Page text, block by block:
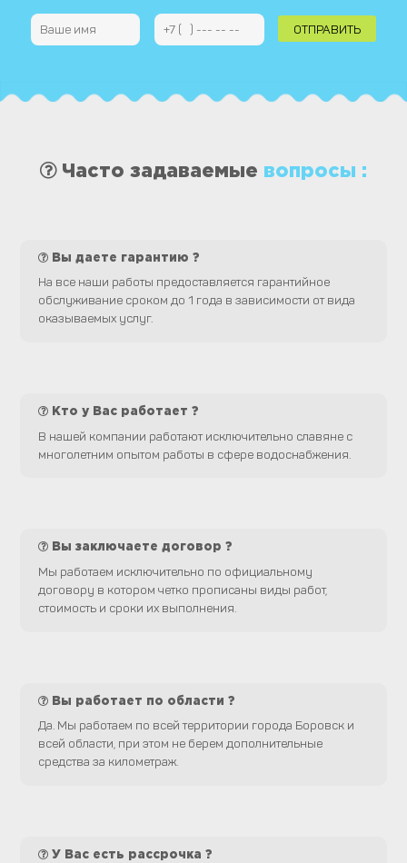
Часто задаваемые вопросы :
Вы даете гарантию ?
На все наши работы предоставляется гарантийное
обслуживание сроком до 1 года в зависимости от вида
оказываемых услуг.
Кто у Вас работает ?
В нашей компании работают исключительно славяне с
многолетним опытом работы в сфере водоснабжения.
Вы заключаете договор ?
Мы работаем исключительно по официальному
договору в котором четко прописаны виды работ,
стоимость и сроки их выполнения.
Вы работает по области ?
Да. Мы работаем по всей территории города Боровск и
всей области, при этом не берем дополнительные
средства за километраж.
У Вас есть рассрочка ?